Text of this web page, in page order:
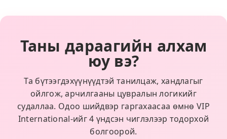
Таны дараагийн алхам
юу вэ?
Та бүтээгдэхүүнүүдтэй танилцаж, хандлагыг
ойлгож, арчилгааны цувралын логикийг
судаллаа. Одоо шийдвэр гаргахаасаа өмнө VIP
International-ийг 4 үндсэн чиглэлээр тодорхой
болгоорой.